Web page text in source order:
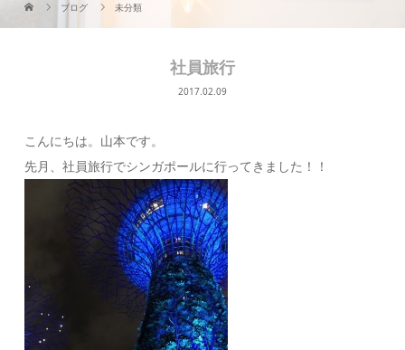
ブログ 未分類
社員旅行
2017.02.09
こんにちは。山本です。
先月、社員旅行でシンガポールに行ってきました！！